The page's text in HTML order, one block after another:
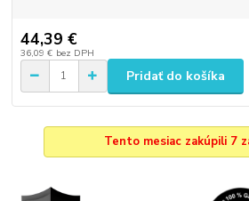
44,39 €
36,09 € bez DPH
Pridať do košíka
Tento mesiac zakúpili 7